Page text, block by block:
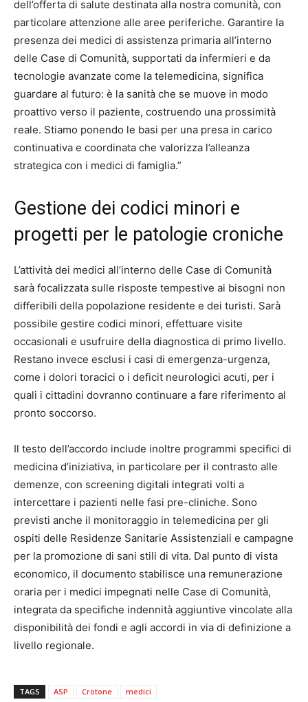
dell’offerta di salute destinata alla nostra comunità, con
particolare attenzione alle aree periferiche. Garantire la
presenza dei medici di assistenza primaria all’interno
delle Case di Comunità, supportati da infermieri e da
tecnologie avanzate come la telemedicina, significa
guardare al futuro: è la sanità che se muove in modo
proattivo verso il paziente, costruendo una prossimità
reale. Stiamo ponendo le basi per una presa in carico
continuativa e coordinata che valorizza l’alleanza
strategica con i medici di famiglia.”
Gestione dei codici minori e
progetti per le patologie croniche
L’attività dei medici all’interno delle Case di Comunità
sarà focalizzata sulle risposte tempestive ai bisogni non
differibili della popolazione residente e dei turisti. Sarà
possibile gestire codici minori, effettuare visite
occasionali e usufruire della diagnostica di primo livello.
Restano invece esclusi i casi di emergenza-urgenza,
come i dolori toracici o i deficit neurologici acuti, per i
quali i cittadini dovranno continuare a fare riferimento al
pronto soccorso.
Il testo dell’accordo include inoltre programmi specifici di
medicina d’iniziativa, in particolare per il contrasto alle
demenze, con screening digitali integrati volti a
intercettare i pazienti nelle fasi pre-cliniche. Sono
previsti anche il monitoraggio in telemedicina per gli
ospiti delle Residenze Sanitarie Assistenziali e campagne
per la promozione di sani stili di vita. Dal punto di vista
economico, il documento stabilisce una remunerazione
oraria per i medici impegnati nelle Case di Comunità,
integrata da specifiche indennità aggiuntive vincolate alla
disponibilità dei fondi e agli accordi in via di definizione a
livello regionale.
TAGS ASP Crotone medici